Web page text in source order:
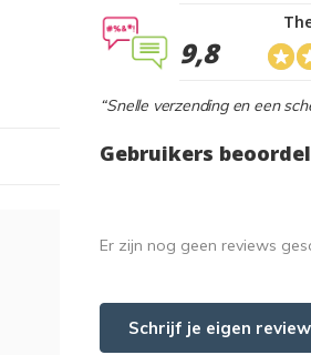
9,8
“Snelle verzending en een
Gebruikers
Er zijn nog geen reviews
Schrijf je eigen